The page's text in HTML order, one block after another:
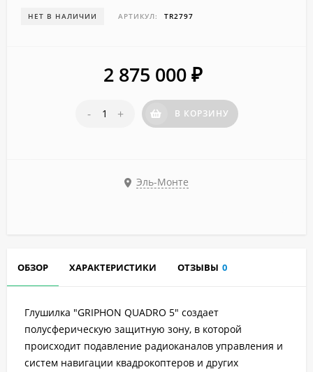
НЕТ В НАЛИЧИИ АРТИКУЛ: TR2797
2 875 000 ₽
- + В КОРЗИНУ
Эль-Монте
ОБЗОР ХАРАКТЕРИСТИКИ ОТЗЫВЫ 0
Глушилка "GRIPHON QUADRO 5" создает
полусферическую защитную зону, в которой
происходит подавление радиоканалов управления и
систем навигации квадрокоптеров и других